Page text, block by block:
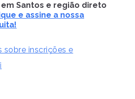
Santos e região direto
e assine a nossa
sobre inscrições e